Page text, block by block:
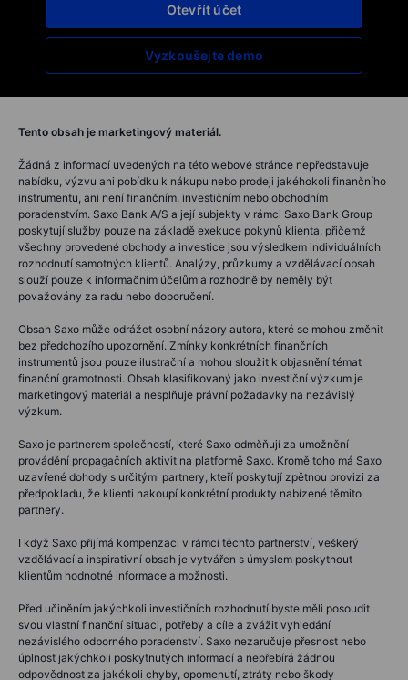
Vyzkoušejte demo
Otevřít účet
Tento obsah je marketingový materiál.
Žádná z informací uvedených na této webové stránce nepředstavuje
nabídku, výzvu ani pobídku k nákupu nebo prodeji jakéhokoli finančního
instrumentu, ani není finančním, investičním nebo obchodním
poradenstvím. Saxo Bank A/S a její subjekty v rámci Saxo Bank Group
poskytují služby pouze na základě exekuce pokynů klienta, přičemž
všechny provedené obchody a investice jsou výsledkem individuálních
rozhodnutí samotných klientů. Analýzy, průzkumy a vzdělávací obsah
slouží pouze k informačním účelům a rozhodně by neměly být
považovány za radu nebo doporučení.
Obsah Saxo může odrážet osobní názory autora, které se mohou změnit
bez předchozího upozornění. Zmínky konkrétních finančních
instrumentů jsou pouze ilustrační a mohou sloužit k objasnění témat
finanční gramotnosti. Obsah klasifikovaný jako investiční výzkum je
marketingový materiál a nesplňuje právní požadavky na nezávislý
výzkum.
Saxo je partnerem společností, které Saxo odměňují za umožnění
provádění propagačních aktivit na platformě Saxo. Kromě toho má Saxo
uzavřené dohody s určitými partnery, kteří poskytují zpětnou provizi za
předpokladu, že klienti nakoupí konkrétní produkty nabízené těmito
partnery.
I když Saxo přijímá kompenzaci v rámci těchto partnerství, veškerý
vzdělávací a inspirativní obsah je vytvářen s úmyslem poskytnout
klientům hodnotné informace a možnosti.
Před učiněním jakýchkoli investičních rozhodnutí byste měli posoudit
svou vlastní finanční situaci, potřeby a cíle a zvážit vyhledání
nezávislého odborného poradenství. Saxo nezaručuje přesnost nebo
úplnost jakýchkoli poskytnutých informací a nepřebírá žádnou
odpovědnost za jakékoli chyby, opomenutí, ztráty nebo škody